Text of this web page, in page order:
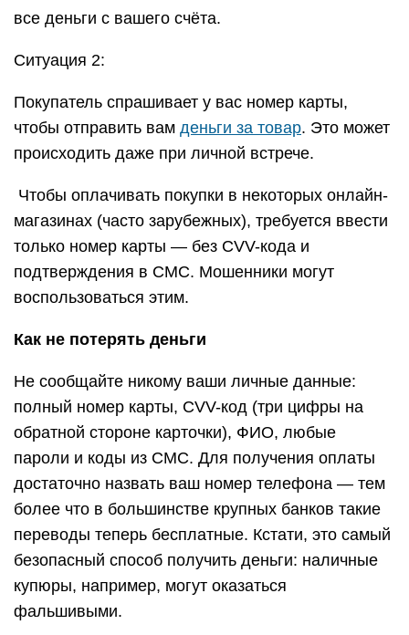
все деньги с вашего счёта.
Ситуация 2:
Покупатель спрашивает у вас номер карты,
чтобы отправить вам деньги за товар. Это может
происходить даже при личной встрече.
️ Чтобы оплачивать покупки в некоторых онлайн-
магазинах (часто зарубежных), требуется ввести
только номер карты — без CVV-кода и
подтверждения в СМС. Мошенники могут
воспользоваться этим.
Как не потерять деньги
Не сообщайте никому ваши личные данные:
полный номер карты, CVV-код (три цифры на
обратной стороне карточки), ФИО, любые
пароли и коды из СМС. Для получения оплаты
достаточно назвать ваш номер телефона — тем
более что в большинстве крупных банков такие
переводы теперь бесплатные. Кстати, это самый
безопасный способ получить деньги: наличные
купюры, например, могут оказаться
фальшивыми.